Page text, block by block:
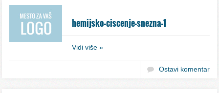
hemijsko-ciscenje-snezna-1
Vidi više »
Ostavi komentar